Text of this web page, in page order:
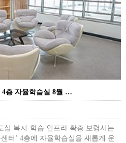
4층 자율학습실 8월 …
심 복지·학습 인프라 확충 보령시는
터’ 4층에 자율학습실을 새롭게 운